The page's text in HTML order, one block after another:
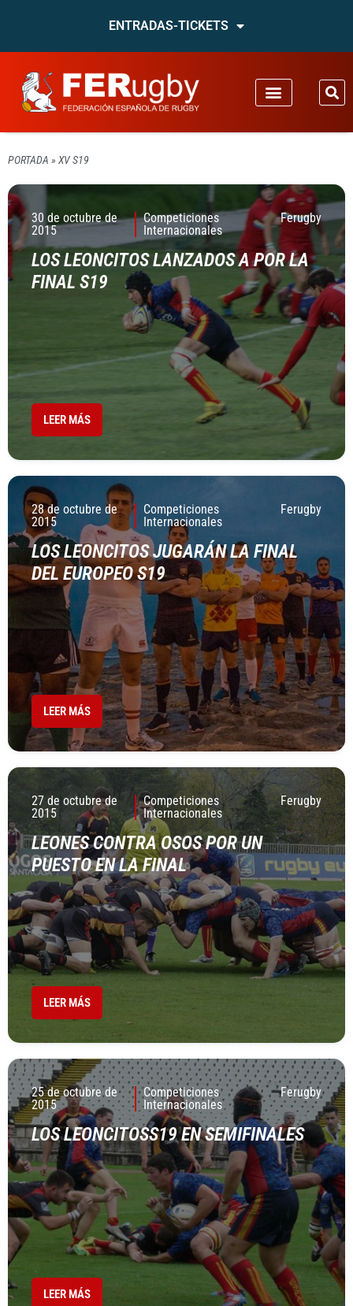
ENTRADAS-TICKETS
PORTADA » XV S19
30 de octubre de
2015
Competiciones
Internacionales
Ferugby
LOS LEONCITOS LANZADOS A POR LA
FINAL S19
LEER MÁS
28 de octubre de
2015
Competiciones
Internacionales
Ferugby
LOS LEONCITOS JUGARÁN LA FINAL
DEL EUROPEO S19
LEER MÁS
27 de octubre de
2015
Competiciones
Internacionales
Ferugby
LEONES CONTRA OSOS POR UN
PUESTO EN LA FINAL
LEER MÁS
25 de octubre de
2015
Competiciones
Internacionales
Ferugby
LOS LEONCITOSS19 EN SEMIFINALES
LEER MÁS